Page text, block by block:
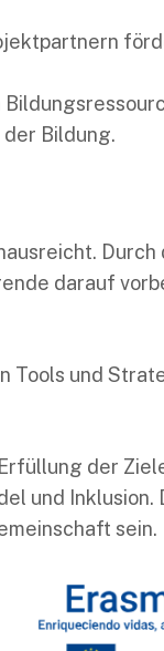
Bildung.
Durch
darauf
Tools und
der
und
sein.